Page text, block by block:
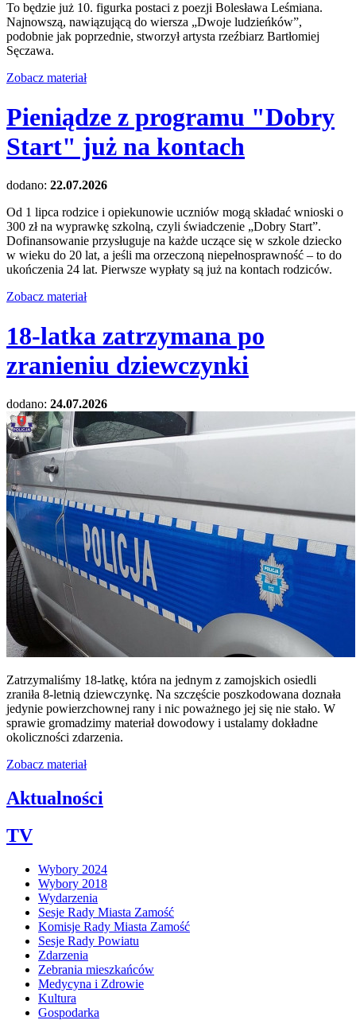
To będzie już 10. figurka postaci z poezji Bolesława Leśmiana.
Najnowszą, nawiązującą do wiersza „Dwoje ludzieńków”,
podobnie jak poprzednie, stworzył artysta rzeźbiarz Bartłomiej
Sęczawa.
Zobacz materiał
Pieniądze z programu "Dobry
Start" już na kontach
dodano: 22.07.2026
Od 1 lipca rodzice i opiekunowie uczniów mogą składać wnioski o
300 zł na wyprawkę szkolną, czyli świadczenie „Dobry Start”.
Dofinansowanie przysługuje na każde uczące się w szkole dziecko
w wieku do 20 lat, a jeśli ma orzeczoną niepełnosprawność – to do
ukończenia 24 lat. Pierwsze wypłaty są już na kontach rodziców.
Zobacz materiał
18-latka zatrzymana po
zranieniu dziewczynki
dodano: 24.07.2026
Zatrzymaliśmy 18-latkę, która na jednym z zamojskich osiedli
zraniła 8-letnią dziewczynkę. Na szczęście poszkodowana doznała
jedynie powierzchownej rany i nic poważnego jej się nie stało. W
sprawie gromadzimy materiał dowodowy i ustalamy dokładne
okoliczności zdarzenia.
Zobacz materiał
Aktualności
TV
Wybory 2024
Wybory 2018
Wydarzenia
Sesje Rady Miasta Zamość
Komisje Rady Miasta Zamość
Sesje Rady Powiatu
Zdarzenia
Zebrania mieszkańców
Medycyna i Zdrowie
Kultura
Gospodarka